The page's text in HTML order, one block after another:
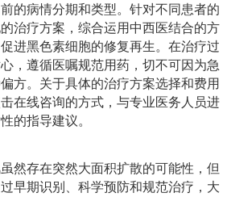
的病情分期和类型。针对不同患者的
治疗方案，综合运用中西医结合的方
进黑色素细胞的修复再生。在治疗过
，遵循医嘱规范用药，切不可因为急
方。关于具体的治疗方案选择和费用
在线咨询的方式，与专业医务人员进
的指导建议。
然存在突然大面积扩散的可能性，但
早期识别、科学预防和规范治疗，大